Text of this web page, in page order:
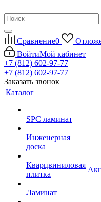
Сравнение0
ВойтиМой кабинет
+7 (812) 602-97-77
+7 (812) 602-97-77
Заказать звонок
Каталог
SPC ламинат
Инженерная
доска
Кварцвиниловая
плитка
Ламинат